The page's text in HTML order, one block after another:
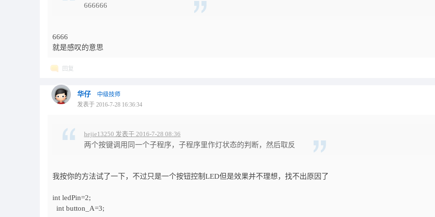
666666
6666
就是感叹的意思
回复
华仔
中级技师
发表于 2016-7-28 16:36:34
hejie13250 发表于 2016-7-28 08:36
两个按键调用同一个子程序，子程序里作灯状态的判断，然后取反
我按你的方法试了一下，不过只是一个按钮控制LED但是效果并不理想，找不出原因了
int ledPin=2;
int button_A=3;